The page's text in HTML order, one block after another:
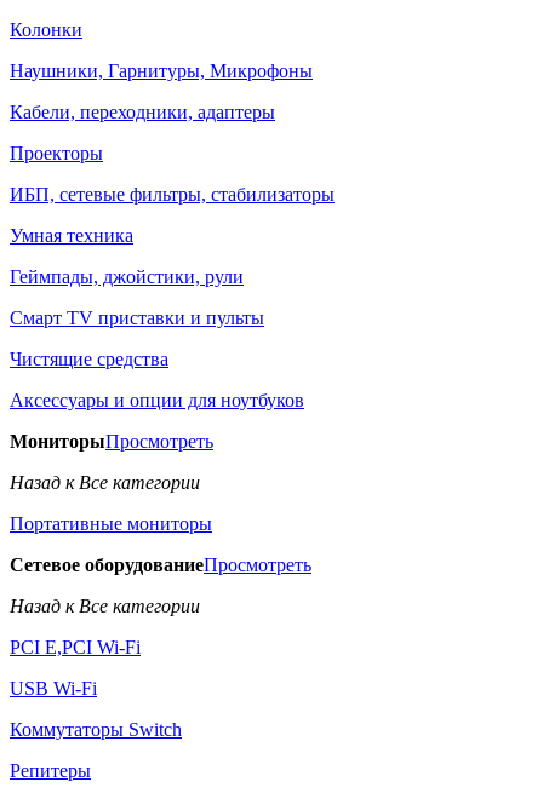
Колонки
Наушники, Гарнитуры, Микрофоны
Кабели, переходники, адаптеры
Проекторы
ИБП, сетевые фильтры, стабилизаторы
Умная техника
Геймпады, джойстики, рули
Смарт TV приставки и пульты
Чистящие средства
Аксессуары и опции для ноутбуков
МониторыПросмотреть
Назад к Все категории
Портативные мониторы
Сетевое оборудованиеПросмотреть
Назад к Все категории
PCI E,PCI Wi-Fi
USB Wi-Fi
Коммутаторы Switch
Репитеры